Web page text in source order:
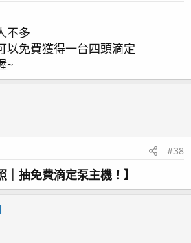
不多
以免費獲得一台四頭滴定
~
#38
｜抽免費滴定泵主機！】